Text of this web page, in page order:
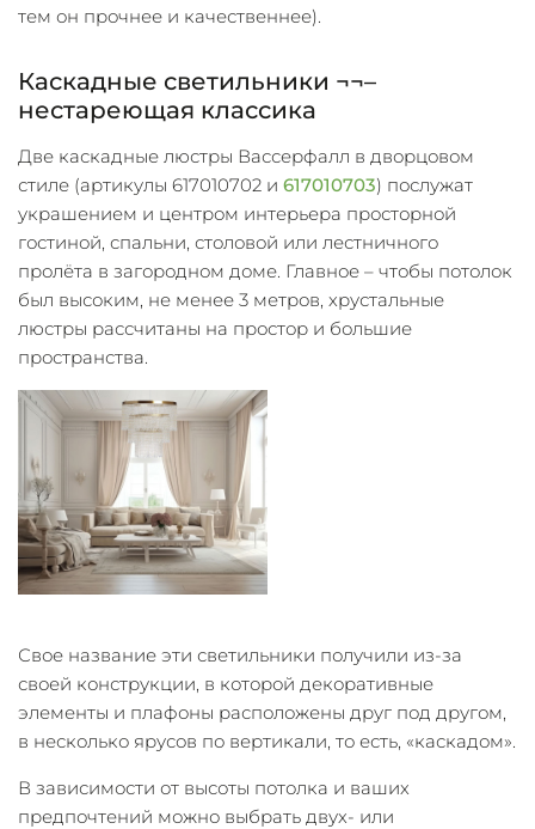
тем он прочнее и качественнее).
Каскадные светильники ¬¬–
нестареющая классика
Две каскадные люстры Вассерфалл в дворцовом
стиле (артикулы 617010702 и 617010703) послужат
украшением и центром интерьера просторной
гостиной, спальни, столовой или лестничного
пролёта в загородном доме. Главное – чтобы потолок
был высоким, не менее 3 метров, хрустальные
люстры рассчитаны на простор и большие
пространства.
Свое название эти светильники получили из-за
своей конструкции, в которой декоративные
элементы и плафоны расположены друг под другом,
в несколько ярусов по вертикали, то есть, «каскадом».
В зависимости от высоты потолка и ваших
предпочтений можно выбрать двух- или